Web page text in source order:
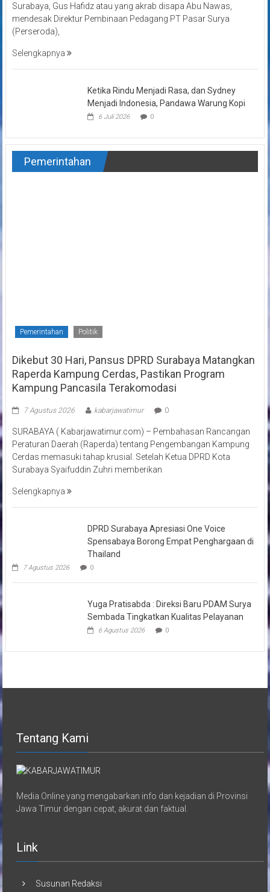
Surabaya, Gus Hafidz atau yang akrab disapa Abu Nawas,
mendesak Direktur Pembinaan Pedagang PT Pasar Surya
(Perseroda),
Selengkapnya
Ketika Rindu Menjadi Rasa, dan Sydney
Menjadi Indonesia, Pandawa Warung Kopi
6 Juli 2026 0
Pemerintahan
Pemerintahan Politik
Dikebut 30 Hari, Pansus DPRD Surabaya Matangkan
Raperda Kampung Cerdas, Pastikan Program
Kampung Pancasila Terakomodasi
7 Agustus 2026 kabarjawatimur 0
SURABAYA ( Kabarjawatimur.com) – Pembahasan Rancangan
Peraturan Daerah (Raperda) tentang Pengembangan Kampung
Cerdas memasuki tahap krusial. Setelah Ketua DPRD Kota
Surabaya Syaifuddin Zuhri memberikan
Selengkapnya
DPRD Surabaya Apresiasi One Voice
Spensabaya Borong Empat Penghargaan di
Thailand
7 Agustus 2026 0
Yuga Pratisabda : Direksi Baru PDAM Surya
Sembada Tingkatkan Kualitas Pelayanan
6 Agustus 2026 0
Tentang Kami
Media Online yang mengabarkan info dan kejadian di Provinsi
Jawa Timur dengan cepat, akurat dan faktual.
Link
Susunan Redaksi